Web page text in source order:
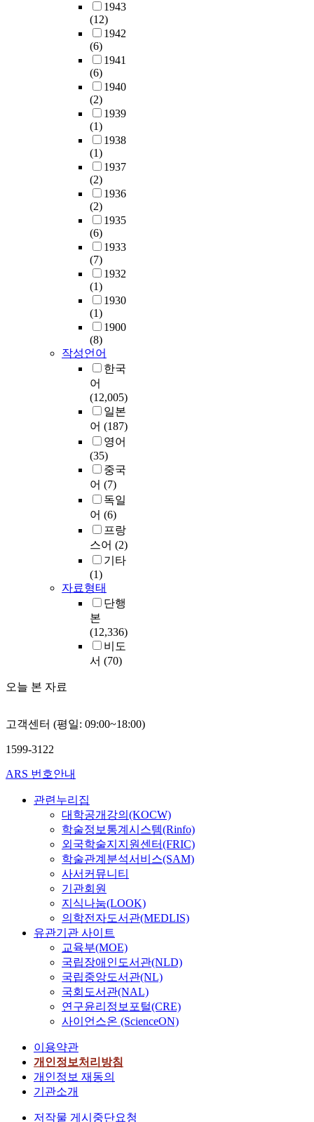
1943
(12)
1942
(6)
1941
(6)
1940
(2)
1939
(1)
1938
(1)
1937
(2)
1936
(2)
1935
(6)
1933
(7)
1932
(1)
1930
(1)
1900
(8)
작성언어
한국
어
(12,005)
일본
어 (187)
영어
(35)
중국
어 (7)
독일
어 (6)
프랑
스어 (2)
기타
(1)
자료형태
단행
본
(12,336)
비도
서 (70)
오늘 본 자료
고객센터 (평일: 09:00~18:00)
1599-3122
ARS 번호안내
관련누리집
대학공개강의(KOCW)
학술정보통계시스템(Rinfo)
외국학술지지원센터(FRIC)
학술관계분석서비스(SAM)
사서커뮤니티
기관회원
지식나눔(LOOK)
의학전자도서관(MEDLIS)
유관기관 사이트
교육부(MOE)
국립장애인도서관(NLD)
국립중앙도서관(NL)
국회도서관(NAL)
연구윤리정보포털(CRE)
사이언스온 (ScienceON)
이용약관
개인정보처리방침
개인정보 재동의
기관소개
저작물 게시중단요청